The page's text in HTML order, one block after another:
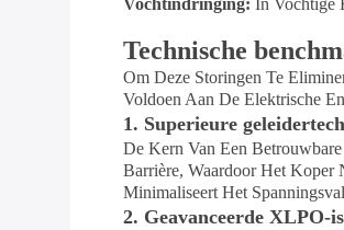
Vochtindringing: In Vochtige
Technische
Om Deze Storingen Te
Voldoen Aan De Elektrische
1. Superieure
De Kern Van Een
Barrière, Waardoor Het Koper
Minimaliseert Het
2. Geavanceerde XLPO-